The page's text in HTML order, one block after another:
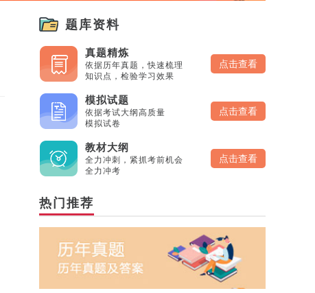
题库资料
真题精炼
依据历年真题，快速梳理
知识点，检验学习效果
点击查看
模拟试题
依据考试大纲高质量
模拟试卷
点击查看
教材大纲
全力冲刺，紧抓考前机会
全力冲考
点击查看
热门推荐